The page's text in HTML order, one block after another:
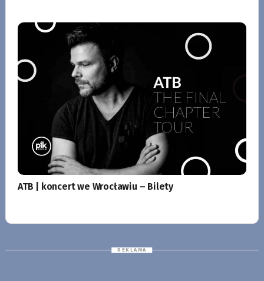
ATB | koncert we Wrocławiu – Bilety